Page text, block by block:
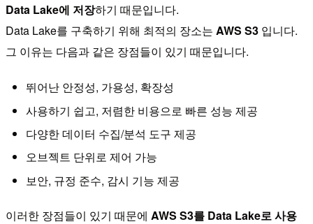
Data Lake에 저장하기 때문입니다.
Data Lake를 구축하기 위해 최적의 장소는 AWS S3 입니다.
그 이유는 다음과 같은 장점들이 있기 때문입니다.
뛰어난 안정성, 가용성, 확장성
사용하기 쉽고, 저렴한 비용으로 빠른 성능 제공
다양한 데이터 수집/분석 도구 제공
오브젝트 단위로 제어 가능
보안, 규정 준수, 감시 기능 제공
이러한 장점들이 있기 때문에 AWS S3를 Data Lake로 사용